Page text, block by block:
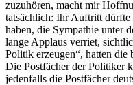
zuzuhören, macht mir
tatsächlich: Ihr Auftritt dürfte
haben, die Sympathie unter
lange Applaus verriet,
Politik erzeugen“, hatten die
Die Postfächer der Politiker
jedenfalls die Postfächer